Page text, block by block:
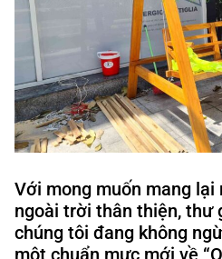
Với mong muốn mang lại
ngoài trời thân thiện, thư
chúng tôi đang không
một chuẩn mực mới về